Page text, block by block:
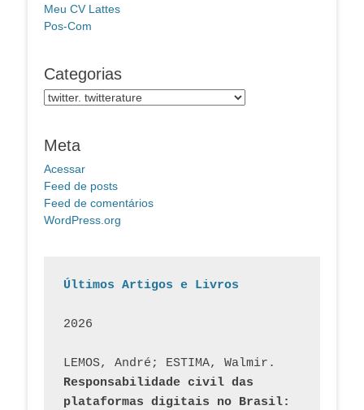
Meu CV Lattes
Pos-Com
Categorias
Categorias
Meta
Acessar
Feed de posts
Feed de comentários
WordPress.org
Últimos Artigos e Livros
2026
Responsabilidade civil das
plataformas digitais no Brasil: